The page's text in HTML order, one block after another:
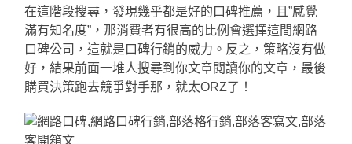
在這階段搜尋，發現幾乎都是好的口碑推薦，且”感覺
滿有知名度”，那消費者有很高的比例會選擇這間網路
口碑公司，這就是口碑行銷的威力。反之，策略沒有做
好，結果前面一堆人搜尋到你文章閱讀你的文章，最後
購買決策跑去競爭對手那，就太ORZ了！